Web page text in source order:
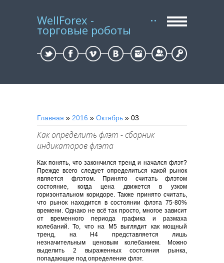
WellForex -
торговые роботы
Регистрация
Главная » 2016 » Октябрь » 03
Как определить флэт - сборник
индикаторов флэта
Как понять, что закончился тренд и начался флэт?
Прежде всего следует определиться какой рынок
является флэтом. Принято считать флэтом
состояние, когда цена движется в узком
горизонтальном коридоре. Также принято считать,
что рынок находится в состоянии флэта 75-80%
времени. Однако не всё так просто, многое зависит
от временного периода графика и размаха
колебаний. То, что на М5 выглядит как мощный
тренд, на Н4 представляется лишь
незначительным ценовым колебанием. Можно
выделить 2 выраженных состояния рынка,
попадающие под определение флэт.